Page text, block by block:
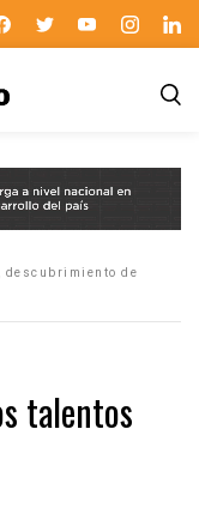
descubrimiento de
talentos